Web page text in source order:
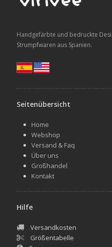
Handgefärbte und bedruckte
Strumpfwaren aus Spanien.
Seitenübersicht
Home
Webshop
Versand & Faq
Über uns
Großhandel
Kontakt
Hilfe
Versandkosten
Größentabelle